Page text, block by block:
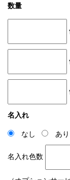
数量
名入れ
なし あり
名入れ色数